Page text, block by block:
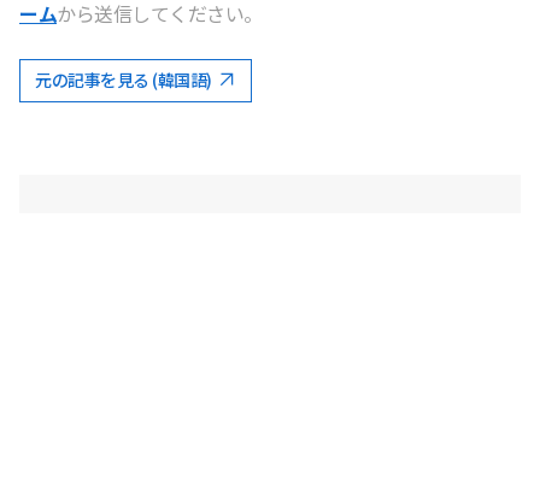
ームから送信してください。
元の記事を見る (韓国語)